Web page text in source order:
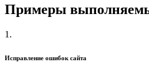
Примеры
1.
Исправление ошибок сайта